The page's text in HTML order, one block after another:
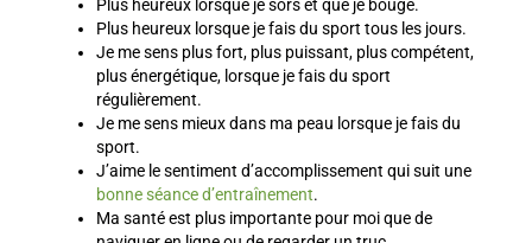
Plus heureux lorsque je sors et que je bouge.
Plus heureux lorsque je fais du sport tous les jours.
Je me sens plus fort, plus puissant, plus compétent,
plus énergétique, lorsque je fais du sport
régulièrement.
Je me sens mieux dans ma peau lorsque je fais du
sport.
J’aime le sentiment d’accomplissement qui suit une
bonne séance d’entraînement.
Ma santé est plus importante pour moi que de